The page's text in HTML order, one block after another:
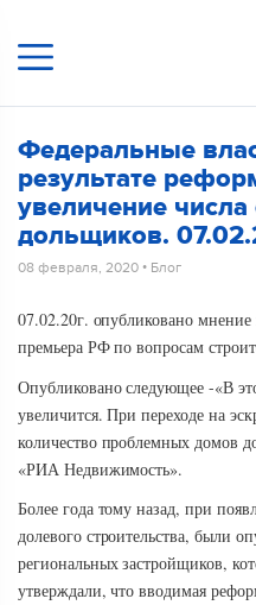
Федеральные
результате
увеличение
дольщиков.
08 февраля, 2020 • Блог
07.02.20г. опубликовано
премьера РФ по вопросам
Опубликовано следующее -«В
увеличится. При переходе на
количество проблемных домов
«РИА Недвижимость».
Более года тому назад, при
долевого строительства, были
региональных застройщиков,
утверждали, что вводимая